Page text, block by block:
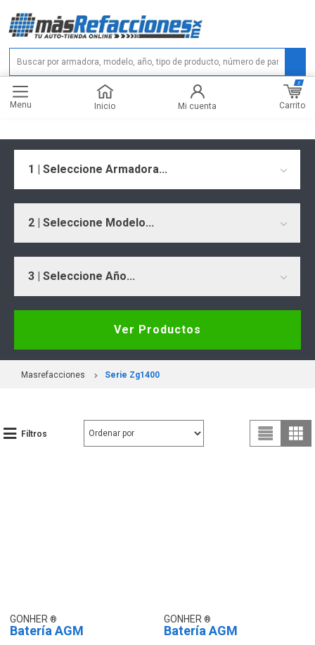
Menu Inicio Mi cuenta Carrito
0
1 | Seleccione Armadora...
2 | Seleccione Modelo...
3 | Seleccione Año...
Ver Productos
Masrefacciones Serie Zg1400
Filtros
GONHER
Batería AGM
GONHER
Batería AGM